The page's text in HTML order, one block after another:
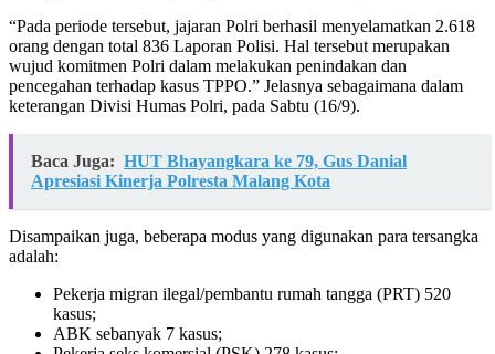
“Pada periode tersebut, jajaran Polri berhasil menyelamatkan 2.618
orang dengan total 836 Laporan Polisi. Hal tersebut merupakan
wujud komitmen Polri dalam melakukan penindakan dan
pencegahan terhadap kasus TPPO.” Jelasnya sebagaimana dalam
keterangan Divisi Humas Polri, pada Sabtu (16/9).
Baca Juga: HUT Bhayangkara ke 79, Gus Danial
Apresiasi Kinerja Polresta Malang Kota
Disampaikan juga, beberapa modus yang digunakan para tersangka
adalah:
Pekerja migran ilegal/pembantu rumah tangga (PRT) 520
kasus;
ABK sebanyak 7 kasus;